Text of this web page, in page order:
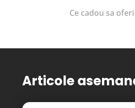
Ce cadou sa
Articole